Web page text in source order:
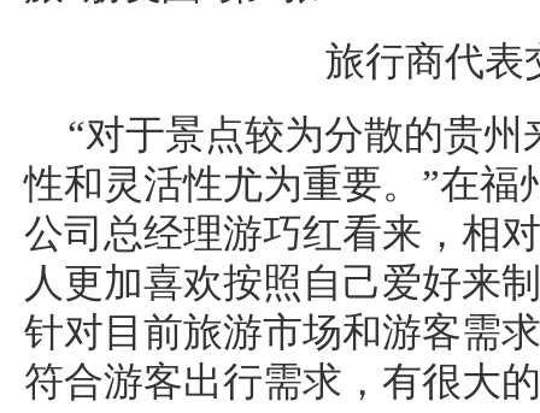
旅行商代表
“对于景点较为分散的贵
性和灵活性尤为重要。”在福
公司总经理游巧红看来，相
人更加喜欢按照自己爱好来
针对目前旅游市场和游客需
符合游客出行需求，有很大